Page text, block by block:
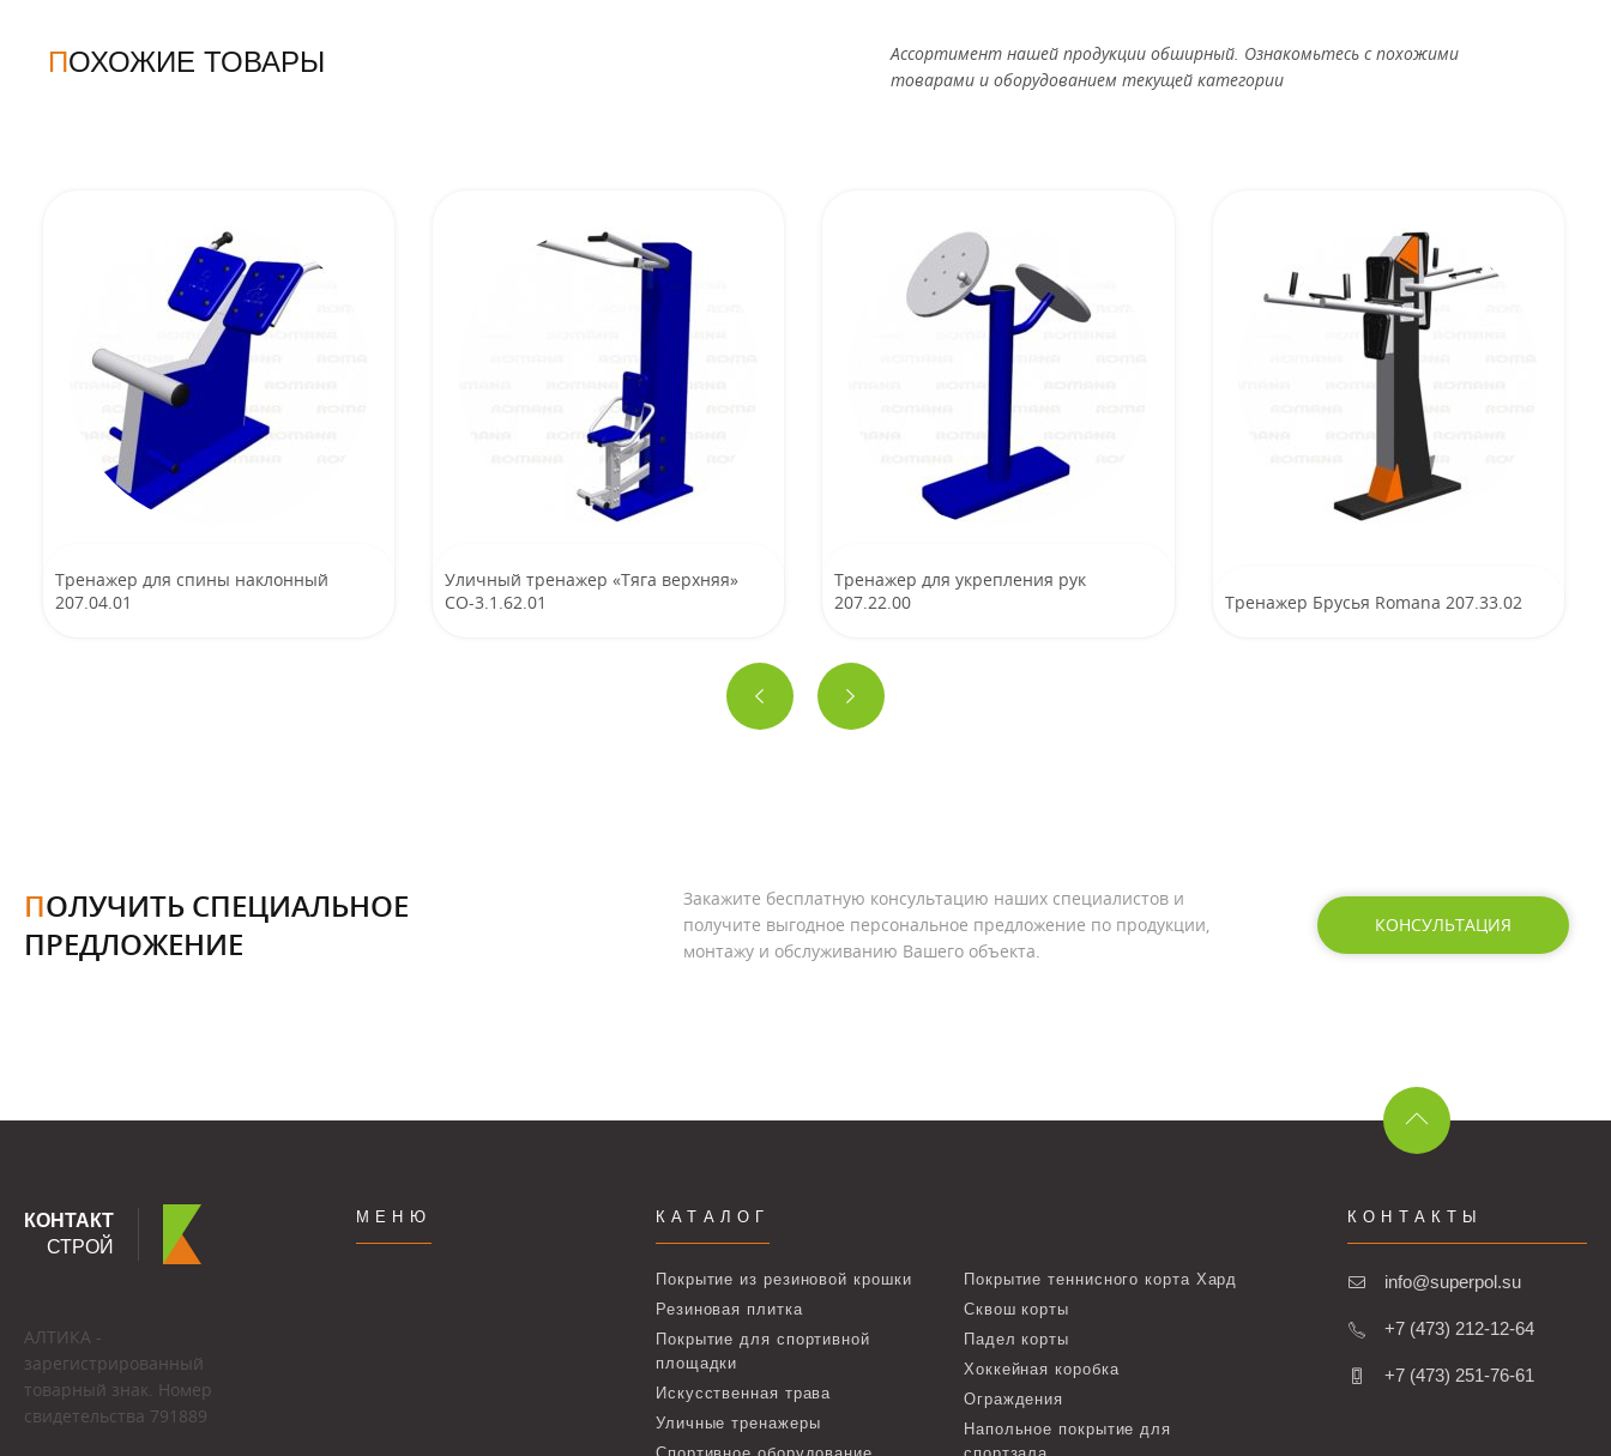
ПОХОЖИЕ ТОВАРЫ
Ассортимент нашей продукции обширный. Ознакомьтесь с похожими
товарами и оборудованием текущей категории
Тренажер для спины наклонный
207.04.01
Уличный тренажер «Тяга верхняя»
CO-3.1.62.01
Тренажер для укрепления рук
207.22.00
Тренажер Брусья Romana 207.33.02
ПОЛУЧИТЬ СПЕЦИАЛЬНОЕ
ПРЕДЛОЖЕНИЕ
Закажите бесплатную консультацию наших специалистов и
получите выгодное персональное предложение по продукции,
монтажу и обслуживанию Вашего объекта.
КОНСУЛЬТАЦИЯ
КОНТАКТ
СТРОЙ
АЛТИКА -
зарегистрированный
товарный знак. Номер
свидетельства 791889
МЕНЮ КАТАЛОГ
Покрытие из резиновой крошки
Резиновая плитка
Покрытие для спортивной
площадки
Искусственная трава
Уличные тренажеры
Покрытие теннисного корта Хард
Сквош корты
Падел корты
Хоккейная коробка
Ограждения
Напольное покрытие для
КОНТАКТЫ
info@superpol.su
+7 (473) 212-12-64
+7 (473) 251-76-61